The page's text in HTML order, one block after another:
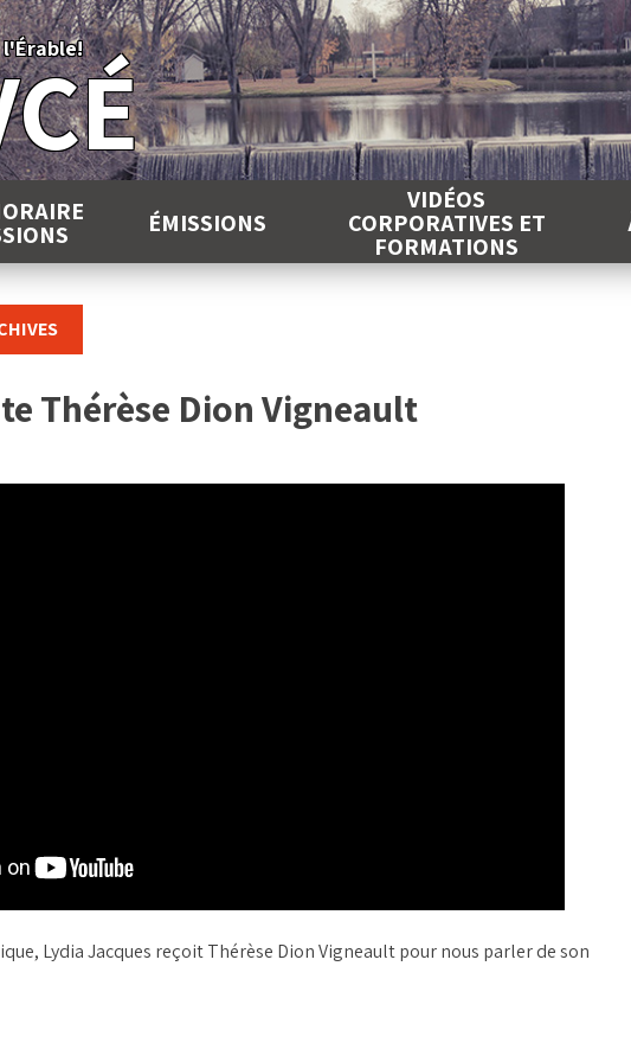
ÉMISSIONS
VIDÉOS
CORPORATIVES ET
FORMATIONS
Thérèse Dion Vigneault
Lydia Jacques reçoit Thérèse Dion Vigneault pour nous parler de son